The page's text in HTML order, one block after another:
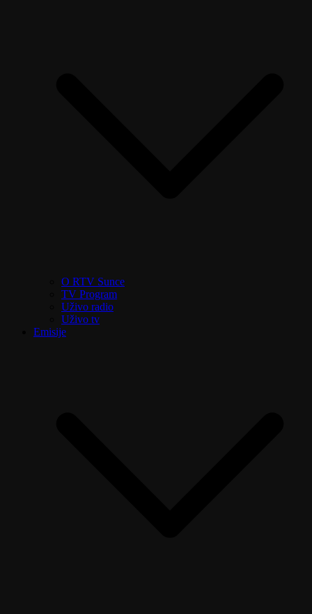
O RTV Sunce
TV Program
Uživo radio
Uživo tv
Emisije